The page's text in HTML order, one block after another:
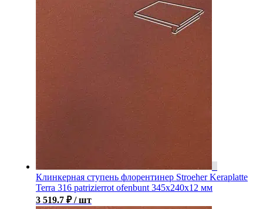
Клинкерная ступень флорентинер Stroeher Keraplatte
Terra 316 patrizierrot ofenbunt 345х240х12 мм
3 519.7 ₽ / шт